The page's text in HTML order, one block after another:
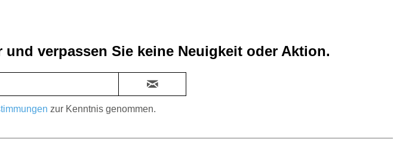
verpassen Sie keine Neuigkeit oder Aktion.
zur Kenntnis genommen.